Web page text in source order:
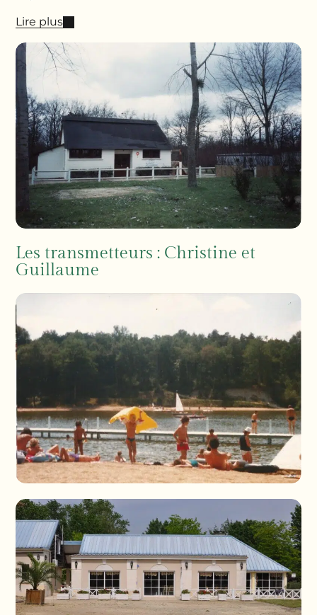
Lire plus
Les transmetteurs : Christine et
Guillaume